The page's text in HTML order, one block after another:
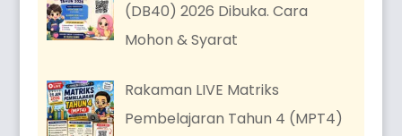
(DB40) 2026 Dibuka. Cara
Mohon & Syarat
Rakaman LIVE Matriks
Pembelajaran Tahun 4 (MPT4)